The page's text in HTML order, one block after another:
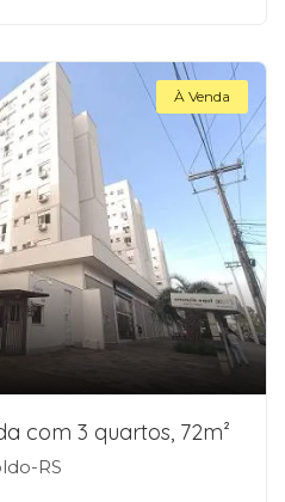
À Venda
com 3 quartos, 72m²
RS